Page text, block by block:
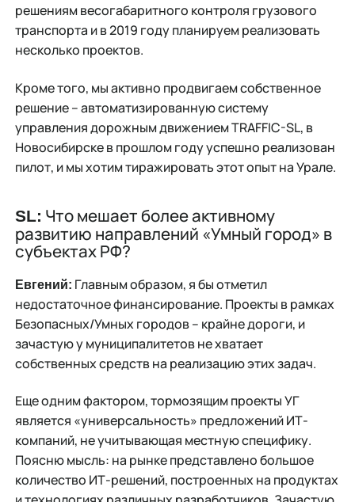
решениям весогабаритного контроля грузового
транспорта и в 2019 году планируем реализовать
несколько проектов.
Кроме того, мы активно продвигаем собственное
решение – автоматизированную систему
управления дорожным движением TRAFFIC-SL, в
Новосибирске в прошлом году успешно реализован
пилот, и мы хотим тиражировать этот опыт на Урале.
SL: Что мешает более активному
развитию направлений «Умный город» в
субъектах РФ?
Евгений: Главным образом, я бы отметил
недостаточное финансирование. Проекты в рамках
Безопасных/Умных городов – крайне дороги, и
зачастую у муниципалитетов не хватает
собственных средств на реализацию этих задач.
Еще одним фактором, тормозящим проекты УГ
является «универсальность» предложений ИТ-
компаний, не учитывающая местную специфику.
Поясню мысль: на рынке представлено большое
количество ИТ-решений, построенных на продуктах